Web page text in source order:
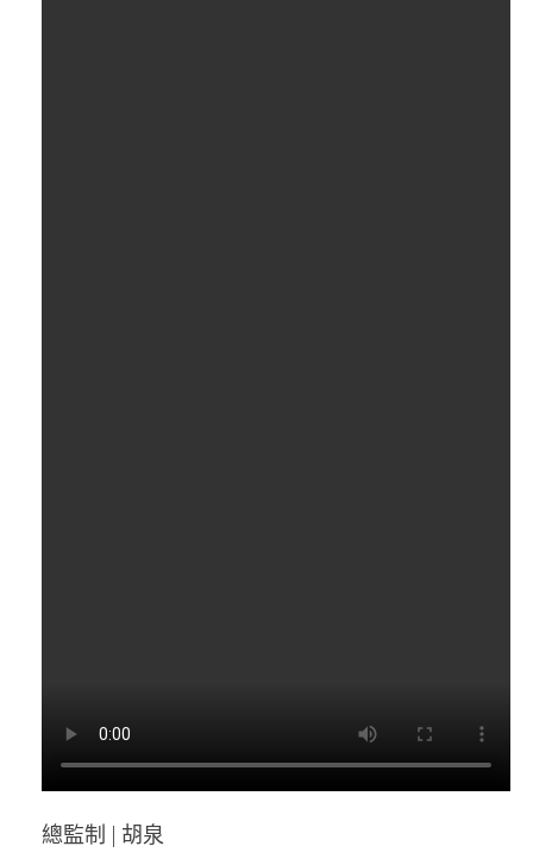
總監制 | 胡泉